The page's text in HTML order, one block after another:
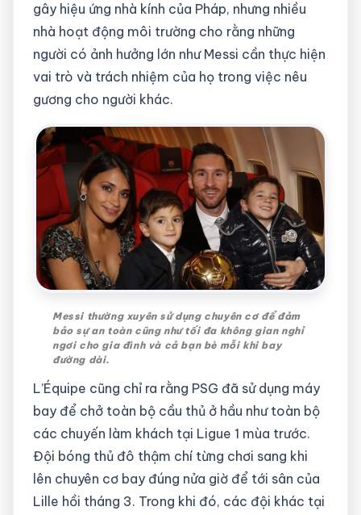
gây hiệu ứng nhà kính của Pháp, nhưng nhiều
nhà hoạt động môi trường cho rằng những
người có ảnh hưởng lớn như Messi cần thực hiện
vai trò và trách nhiệm của họ trong việc nêu
gương cho người khác.
Messi thường xuyên sử dụng chuyên cơ để đảm
bảo sự an toàn cũng như tối đa không gian nghỉ
ngơi cho gia đình và cả bạn bè mỗi khi bay
đường dài.
L’Équipe cũng chỉ ra rằng PSG đã sử dụng máy
bay để chở toàn bộ cầu thủ ở hầu như toàn bộ
các chuyến làm khách tại Ligue 1 mùa trước.
Đội bóng thủ đô thậm chí từng chơi sang khi
lên chuyên cơ bay đúng nửa giờ để tới sân của
Lille hồi tháng 3. Trong khi đó, các đội khác tại